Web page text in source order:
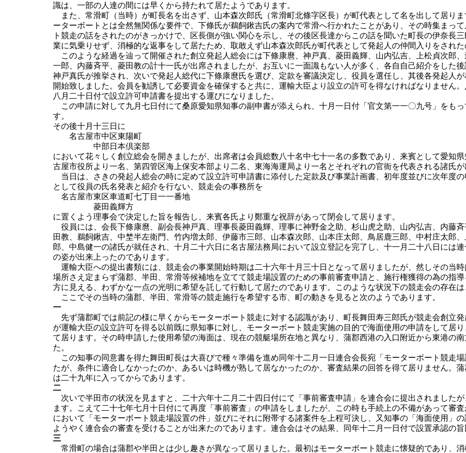
識は、一部の人達の間には早くから持たれて居たようであります。
また、常滑町（当時）が町長名を出さず、山本森次郎氏（常滑町北條字区長）が町代表として名を出して居り
ーターボートとは全然無関係な要件で、下條氏が鵜飼鍬吉氏の案内で常滑へ行かれたことがあり、その時集まっ
ト競走の話をされたのがきっかけで、区長側が強い関心を示し、その後区長達からこの話を聞いた町長の伊奈長
業に気乗りせず、消極的な返事をして居たため、取敢えず山本森次郎氏が町代表として発起人の仲間入りをされた
このような経過を辿って開催された創立発起人総会には下條康麿、神戸真、菱田義輝、山内弘吉、上松貞次郎
一郎、内藤斉平、菱田教の計十一氏が出席されましたが、お互いに一面識もない人が多く、各自自己紹介をした
神戸真氏が推挙され、次いで発起人総代に下條康麿氏を選び、定款を審議決定し、役員を選任し、其後各発起人
開始致しました。会員を勧誘して必要資金を確保すると共に、運輸大臣より設立の許可を得なければなりません
八月二十日付で設立許可申請書を提出する運びになりました。
この申請に対して九月七日付にて桑原愛知県知事の副申書が添えられ、十月一日付「官文第一一〇九号」をも
す。
その後十月十三日に
名古屋市中区東陽町
中部日本倶楽部
において花々しく創立総会を開きましたが、出席者は会員総数八十名中七十一名の多数であり、来賓として愛知
古屋市役所より一名、第四管区海上保安本部より二名、東海海運局より一名とそれぞれの官衙を代表される諸氏が
当日は、さきの発起人総会の時に定めて設立許可申請書に添付した定款及び事業計画書、初年度並びに次年度
として役員の氏名発表と紹介を行ない、競走会の事務所を
名古屋市東区車道町七丁目一一番地
菱田義輝方
に置くよう理事会で決定した旨を報告し、来賓各氏より鄭重な祝辞があって閉会して居ります。
役員には、会長下條康麿、副会長神戸真、理事長菱田義輝、理事に神野金之助、杉山虎之助、山内弘吉、内藤
田教、鵜飼鍬吉、中埜半左衛門、竹内増太郎、伊藤市三郎、山本森次郎、山本庄太郎、鳥居鹿三郎、中村庄太郎
郎、中島健一の諸氏が就任され、十月二十六日に名古屋法務局において設立登記を完了し、十一月二十八日には
の姿が出来上ったのであります。
運輸大臣への提出書類には、競走会の事業開始時期は二十六年十月三十日となって居りましたが、然しその当
場所さえ定まらず蒲郡、半田、常滑等候補地を立てて競走場設置のための事前審査申請と、施行権獲得の為の指
方に見える、わずかな一点の光明に希望を託して行動して居たのであります。このような状況下の競走会の存在は
ここでその当時の蒲郡、半田、常滑等の競走施行を希望する市、町の動きを見ると次のようであります。
一
先ず蒲郡町では前記の様に早くからモーターボート競走に対する認識があり、町長舞田寿三郎氏が競走会創立
が運輸大臣の設立許可を得る以前既に県知事に対し、モーターボート競走実施の目的で海面使用の申請をして居
て居ります。その時申請した使用希望の海面は、現在の競艇場所在地と異なり、蒲郡西港の入口附近から東港の
た。
この知事の同意書を得た舞田町長は大喜びで種々準備を進め同年十二月一日連合会長宛「モーターボート競走
たが、条件に適合しなかったのか、あるいは時機が熟して居なかったのか、審査結果の回答を得て居りません。
は二十九年に入ってからであります。
二
次いで半田市の状況を見ますと、二十六年十二月二十四日付にて「事前審査申請」を連合会に提出されました
ます。こえて二十七年七月十日付にて再度「事前審査」の申請をしましたが、この時も手続上の不備があって審
において「モーターボート競走場設置の件」並びにそれに附帯する諸案件を上程可決し、又知事の「海面使用」
ようやく連合会の審査を受けることが出来たのであります。連合会はその結果、同年十二月一日付で設置承認の旨
三
常滑町の場合は蒲郡や半田とは少し趣きが異なって居りました。最初はモーターボート競走に懐疑的であり、